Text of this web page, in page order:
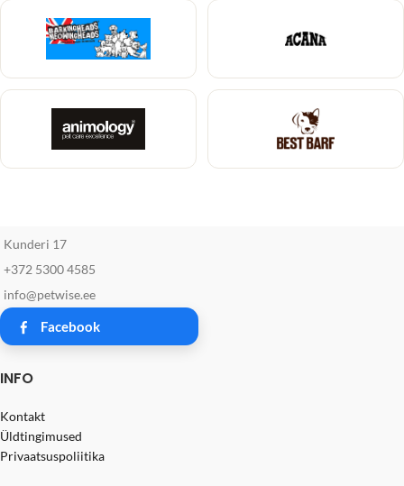
Kunderi 17
+372 5300 4585
info@petwise.ee
Facebook
INFO
Kontakt
Üldtingimused
Privaatsuspoliitika